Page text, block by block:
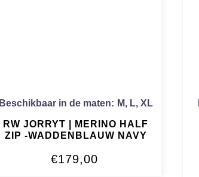
Beschikbaar in de maten: M, L, XL
RW JORRYT | MERINO HALF
ZIP -WADDENBLAUW NAVY
€179,00